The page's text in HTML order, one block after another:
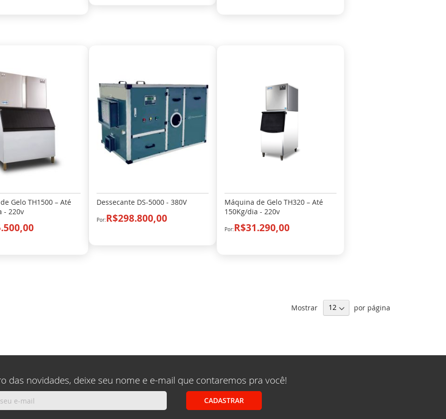
Gelo TH1500 – Até
- 220v
Dessecante DS-5000 - 380V
R$298.800,00
Máquina de Gelo TH320 – Até
150Kg/dia - 220v
R$31.290,00
Mostrar por página
das novidades, deixe seu nome e e-mail que contaremos pra você!
CADASTRAR